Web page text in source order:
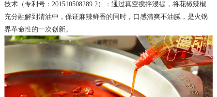
技术（专利号： 201510508289.2） ： 通过真空搅拌浸提，将花椒辣椒
充分融解到清油中，保证麻辣鲜香的同时，口感清爽不油腻，是火锅
界革命性的一次创新。